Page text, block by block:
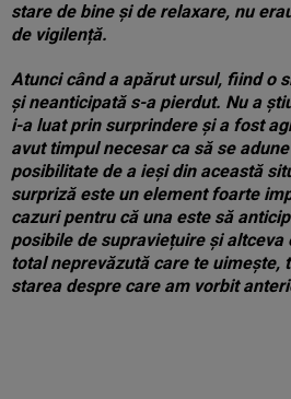
stare de bine și de relaxare, nu
de vigilență.
Atunci când a apărut ursul, fiind o
și neanticipată s-a pierdut. Nu a
i-a luat prin surprindere și a fost
avut timpul necesar ca să se
posibilitate de a ieși din această
surpriză este un element foarte
cazuri pentru că una este să
posibile de supraviețuire și altceva
total neprevăzută care te uimește,
starea despre care am vorbit